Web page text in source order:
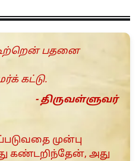
பதனை
கட்டு.
- திருவள்ளுவர்
முன்பு
கண்டறிந்தேன், அது